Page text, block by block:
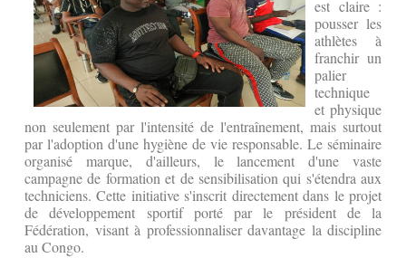
est claire :
pousser les
athlètes à
franchir un
palier
technique
et physique
non seulement par l'intensité de l'entraînement, mais surtout
par l'adoption d'une hygiène de vie responsable. Le séminaire
organisé marque, d'ailleurs, le lancement d'une vaste
campagne de formation et de sensibilisation qui s'étendra aux
techniciens. Cette initiative s'inscrit directement dans le projet
de développement sportif porté par le président de la
Fédération, visant à professionnaliser davantage la discipline
au Congo.